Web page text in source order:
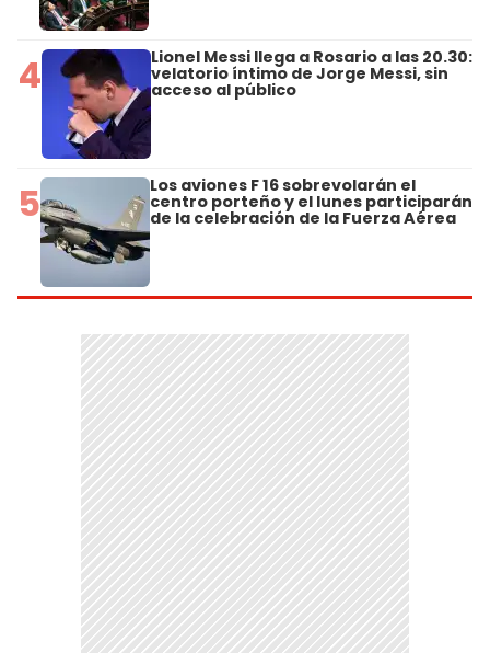
4 Lionel Messi llega a Rosario a las 20.30:
velatorio íntimo de Jorge Messi, sin
acceso al público
5 Los aviones F 16 sobrevolarán el
centro porteño y el lunes participarán
de la celebración de la Fuerza Aérea